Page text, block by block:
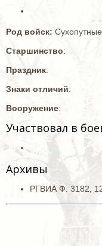
Род войск:
Старшинство:
Праздник:
Знаки отличий:
Вооружение:
Участвовал в
Архивы
РГВИА Ф. 3182,